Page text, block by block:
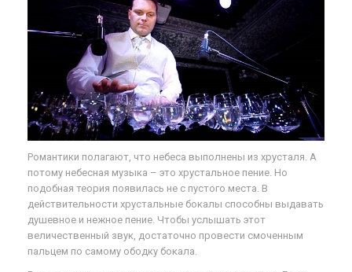
Романтики полагают, что небеса выполнены из хрусталя. А
потому небесная музыка – это хрустальное пение. Но
подобная теория появилась не с пустого места. В
действительности хрустальные бокалы способны выдавать
душевное и нежное пение. Чтобы услышать этот
величественный звук, достаточно провести смоченным
пальцем по самому ободку бокала.